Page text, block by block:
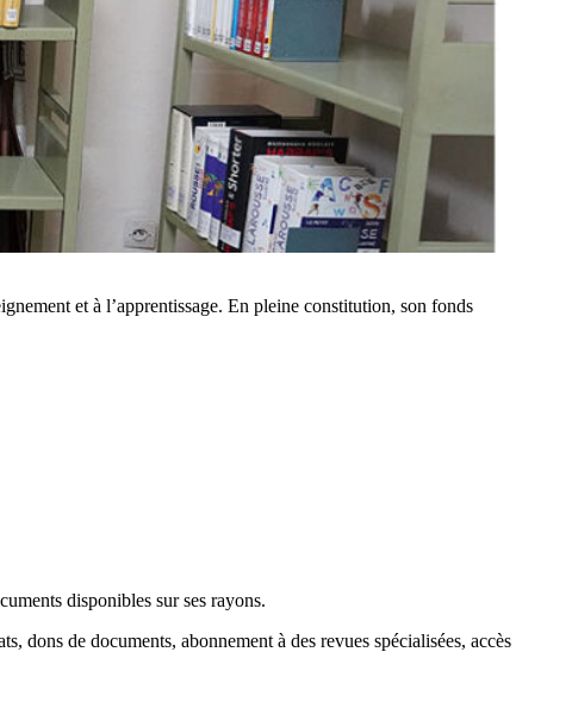
et à l’apprentissage. En pleine constitution, son fonds
disponibles sur ses rayons.
dons de documents, abonnement à des revues spécialisées, accès